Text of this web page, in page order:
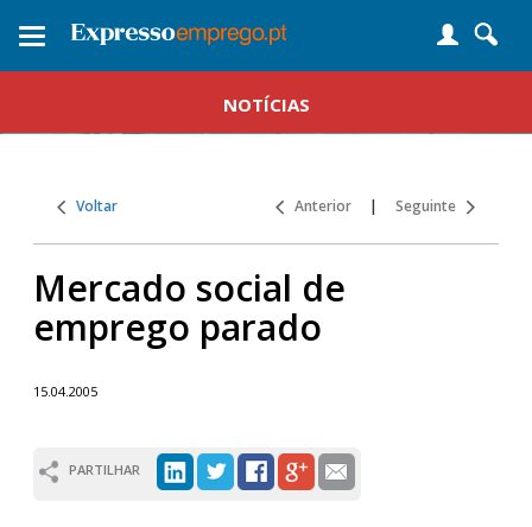
Toggle
NOTÍCIAS
Voltar Anterior | Seguinte
Mercado social de
emprego parado
15.04.2005
PARTILHAR